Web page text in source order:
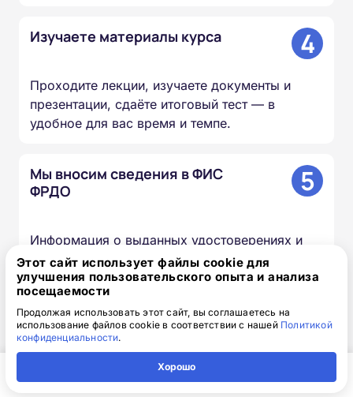
Изучаете материалы курса 4
Проходите лекции, изучаете документы и
презентации, сдаёте итоговый тест — в
удобное для вас время и темпе.
Мы вносим сведения в ФИС
ФРДО
5
Информация о выданных удостоверениях и
дипломах передаётся в федеральный реестр в
течение 20–60 дней.
Вы получаете оригиналы
документов
6
Этот сайт использует файлы cookie для
улучшения пользовательского опыта и анализа
посещаемости
Продолжая использовать этот сайт, вы соглашаетесь на
использование файлов cookie в соответствии с нашей Политикой
конфиденциальности.
Хорошо